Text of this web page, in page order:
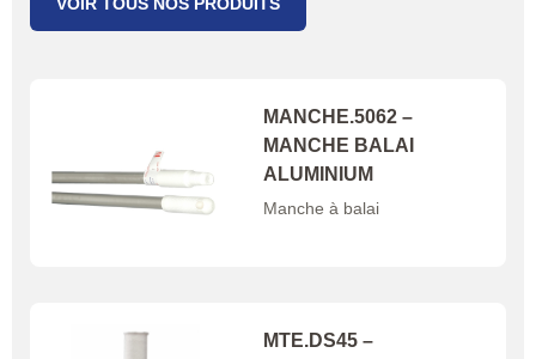
MANCHE.5062 –
MANCHE BALAI
ALUMINIUM
Manche à balai
MTE.DS45 –